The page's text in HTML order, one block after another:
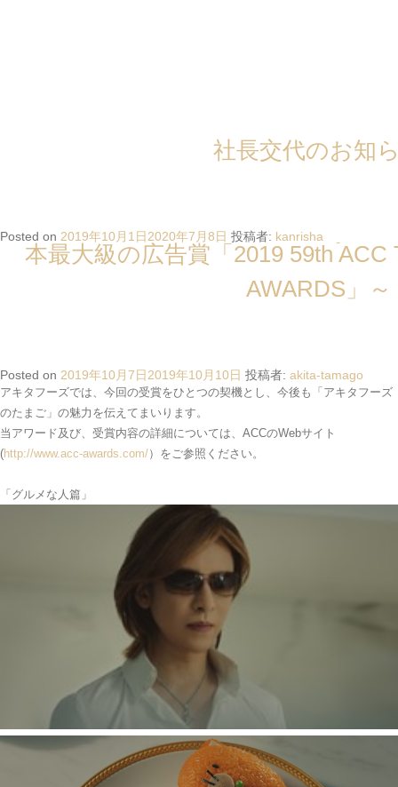
X JAPAN YOSHIKIさん出演の「
本最大級の広告賞「2019 59th ACC
AWARDS」～
Posted on 2019年10月7日 2019年10月10日 投稿者: akita-tamago
AWARDS」のフィルム部門において「ACCブロンズ」を受賞したことをお知
2017年よりその枠を大きく拡げ、あらゆる領域におけるクリエイティブを対
象としたアワードにリニューアルしました。フィルム部門Aカテゴリーは、
2018年7月1日～2019年6月30日までの1年間に放送されたTVCMの中から、
様々な審査基準を経て優秀作品を選抜するものです。
ており、3作品連続での受賞となります。
アキタフーズでは、今回の受賞をひとつの契機とし、今後も「アキタフーズ
のたまご」の魅力を伝えてまいります。
当アワード及び、受賞内容の詳細については、ACCのWebサイト
(http://www.acc-awards.com/）をご参照ください。
「グルメな人篇」
会長就任のお知
Posted on 2019年10月1日 2020年7月8日 投稿者: akita-tamago
社長交代のお知
Posted on 2019年10月1日 2020年7月8日 投稿者: kanrisha